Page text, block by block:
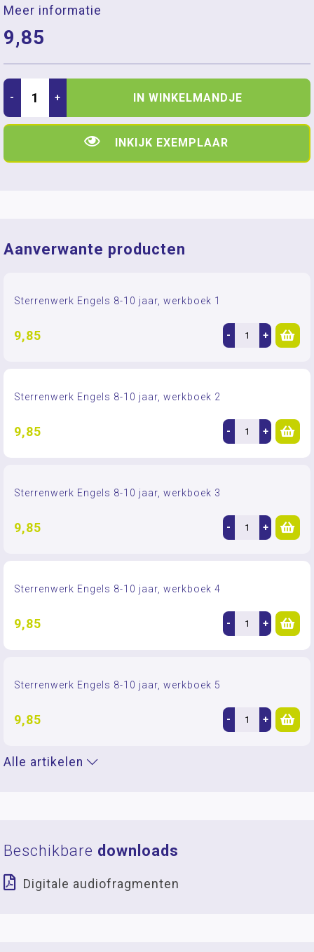
Meer informatie
9,85
- + IN WINKELMANDJE
INKIJK EXEMPLAAR
Aanverwante producten
Sterrenwerk Engels 8-10 jaar, werkboek 1
9,85 - +
Sterrenwerk Engels 8-10 jaar, werkboek 2
9,85 - +
Sterrenwerk Engels 8-10 jaar, werkboek 3
9,85 - +
Sterrenwerk Engels 8-10 jaar, werkboek 4
9,85 - +
Sterrenwerk Engels 8-10 jaar, werkboek 5
9,85 - +
Alle artikelen
Beschikbare downloads
Digitale audiofragmenten